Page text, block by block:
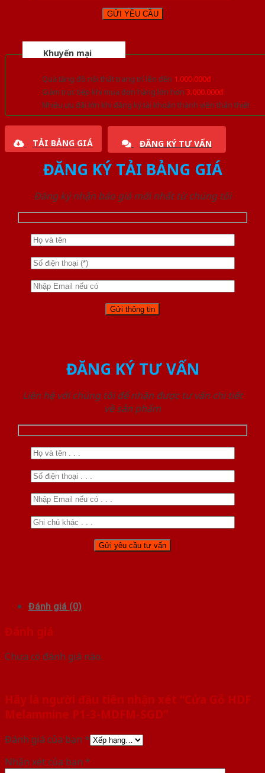
Khuyến mại
Quà tặng đồ nội thất trang trí lên đến 1.000.000đ
Giảm trực tiếp khi mua đơn hàng lớn hơn 3.000.000đ
Nhiều ưu đãi lớn khi đăng ký tài khoản thành viên thân thiết
TẢI BẢNG GIÁ ĐĂNG KÝ TƯ VẤN
ĐĂNG KÝ TẢI BẢNG GIÁ
Đăng ký nhận báo giá mới nhất từ chúng tôi
ĐĂNG KÝ TƯ VẤN
Liên hệ với chúng tôi để nhận được tư vấn chi tiết
về sản phẩm
Đánh giá (0)
Đánh giá
Chưa có đánh giá nào.
Hãy là người đầu tiên nhận xét “Cửa Gỗ HDF
Melammine P1-3-MDFM-SGD”
Đánh giá của bạn *
Nhận xét của bạn *